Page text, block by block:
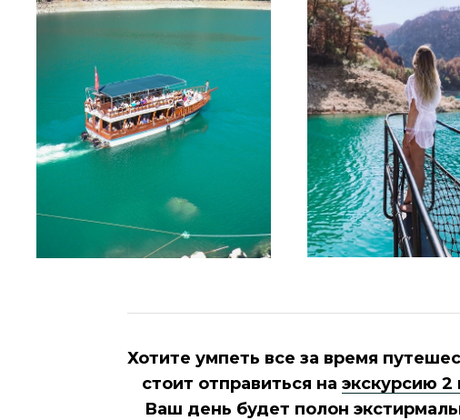
Хотите умпеть все за время
стоит отправиться на экскурсию 2
Ваш день будет полон